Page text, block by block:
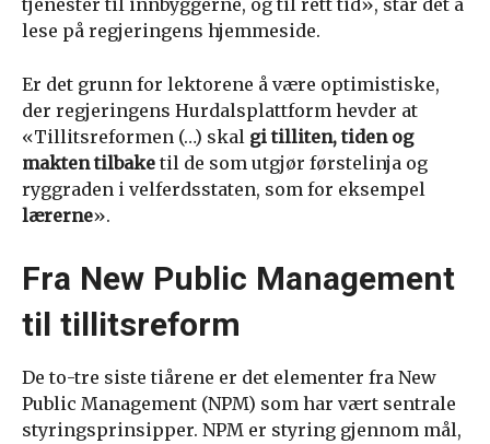
tjenester til innbyggerne, og til rett tid», står det å
lese på regjeringens hjemmeside.
Er det grunn for lektorene å være optimistiske,
der regjeringens Hurdalsplattform hevder at
«Tillitsreformen (…) skal gi tilliten, tiden og
makten tilbake til de som utgjør førstelinja og
ryggraden i velferdsstaten, som for eksempel
lærerne».
Fra New Public Management
til tillitsreform
De to-tre siste tiårene er det elementer fra New
Public Management (NPM) som har vært sentrale
styringsprinsipper. NPM er styring gjennom mål,